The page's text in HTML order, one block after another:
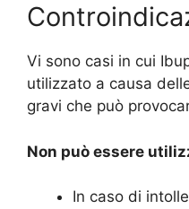
Vi sono casi in cui
utilizzato a causa
gravi che può
Non può essere
In caso di